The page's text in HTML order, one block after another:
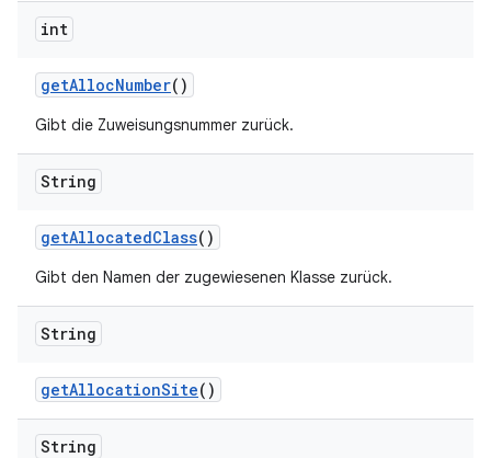
int
getAllocNumber()
Gibt die Zuweisungsnummer zurück.
String
getAllocatedClass()
Gibt den Namen der zugewiesenen Klasse zurück.
String
getAllocationSite()
String